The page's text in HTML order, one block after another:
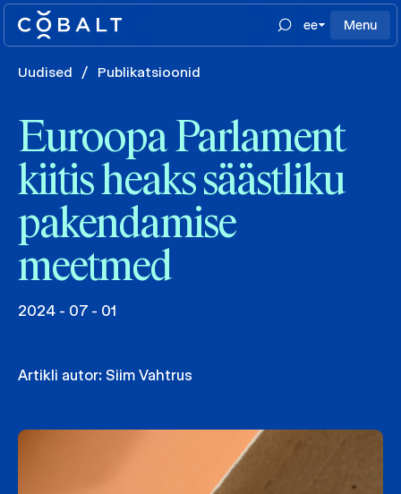
ee Menu
Uudised / Publikatsioonid
Euroopa Parlament
kiitis heaks säästliku
pakendamise
meetmed
2024 - 07 - 01
Artikli autor: Siim Vahtrus